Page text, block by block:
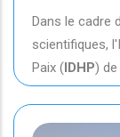
Dans le cadre
scientifiques,
Paix (IDHP) de